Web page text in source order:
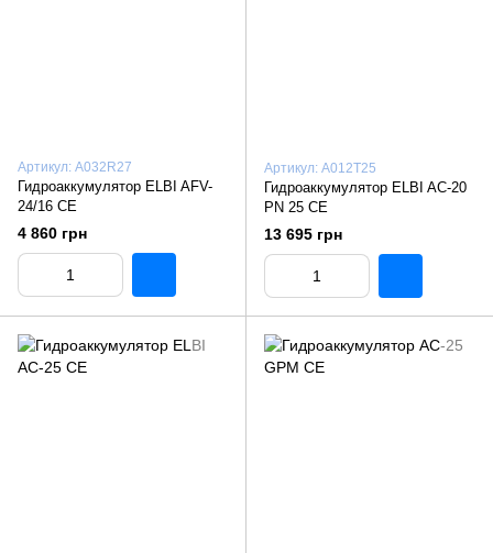
Артикул: A032R27
Гидроаккумулятор ELBI AFV-
24/16 CE
4 860 грн
Артикул: A012T25
Гидроаккумулятор ELBI AC-20
PN 25 CE
13 695 грн